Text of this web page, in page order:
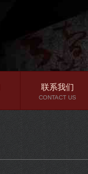
联系我们
CONTACT US